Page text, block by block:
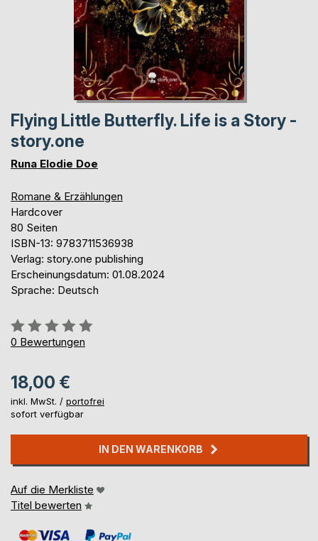
Flying Little Butterfly. Life is a Story -
story.one
Runa Elodie Doe
Romane & Erzählungen
Hardcover
80 Seiten
ISBN-13: 9783711536938
Verlag: story.one publishing
Erscheinungsdatum: 01.08.2024
Sprache: Deutsch
Bewertung::
0%
0 Bewertungen
18,00 €
inkl. MwSt. / portofrei
sofort verfügbar
IN DEN WARENKORB
Auf die Merkliste
Titel bewerten